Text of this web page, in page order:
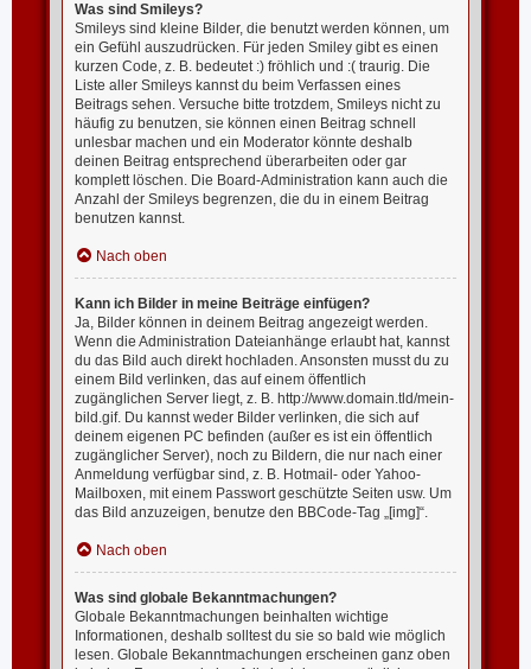
Was sind Smileys?
Smileys sind kleine Bilder, die benutzt werden können, um
ein Gefühl auszudrücken. Für jeden Smiley gibt es einen
kurzen Code, z. B. bedeutet :) fröhlich und :( traurig. Die
Liste aller Smileys kannst du beim Verfassen eines
Beitrags sehen. Versuche bitte trotzdem, Smileys nicht zu
häufig zu benutzen, sie können einen Beitrag schnell
unlesbar machen und ein Moderator könnte deshalb
deinen Beitrag entsprechend überarbeiten oder gar
komplett löschen. Die Board-Administration kann auch die
Anzahl der Smileys begrenzen, die du in einem Beitrag
benutzen kannst.
Nach oben
Kann ich Bilder in meine Beiträge einfügen?
Ja, Bilder können in deinem Beitrag angezeigt werden.
Wenn die Administration Dateianhänge erlaubt hat, kannst
du das Bild auch direkt hochladen. Ansonsten musst du zu
einem Bild verlinken, das auf einem öffentlich
zugänglichen Server liegt, z. B. http://www.domain.tld/mein-
bild.gif. Du kannst weder Bilder verlinken, die sich auf
deinem eigenen PC befinden (außer es ist ein öffentlich
zugänglicher Server), noch zu Bildern, die nur nach einer
Anmeldung verfügbar sind, z. B. Hotmail- oder Yahoo-
Mailboxen, mit einem Passwort geschützte Seiten usw. Um
das Bild anzuzeigen, benutze den BBCode-Tag „[img]“.
Nach oben
Was sind globale Bekanntmachungen?
Globale Bekanntmachungen beinhalten wichtige
Informationen, deshalb solltest du sie so bald wie möglich
lesen. Globale Bekanntmachungen erscheinen ganz oben